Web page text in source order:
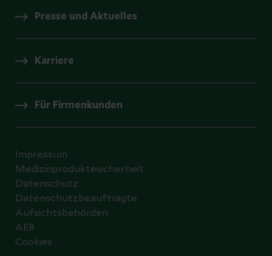
Presse und Aktuelles
Karriere
Für Firmenkunden
Impressum
Medizinproduktesicherheit
Datenschutz
Datenschutzbeauftragte
Aufsichtsbehörden
AEB
Cookies